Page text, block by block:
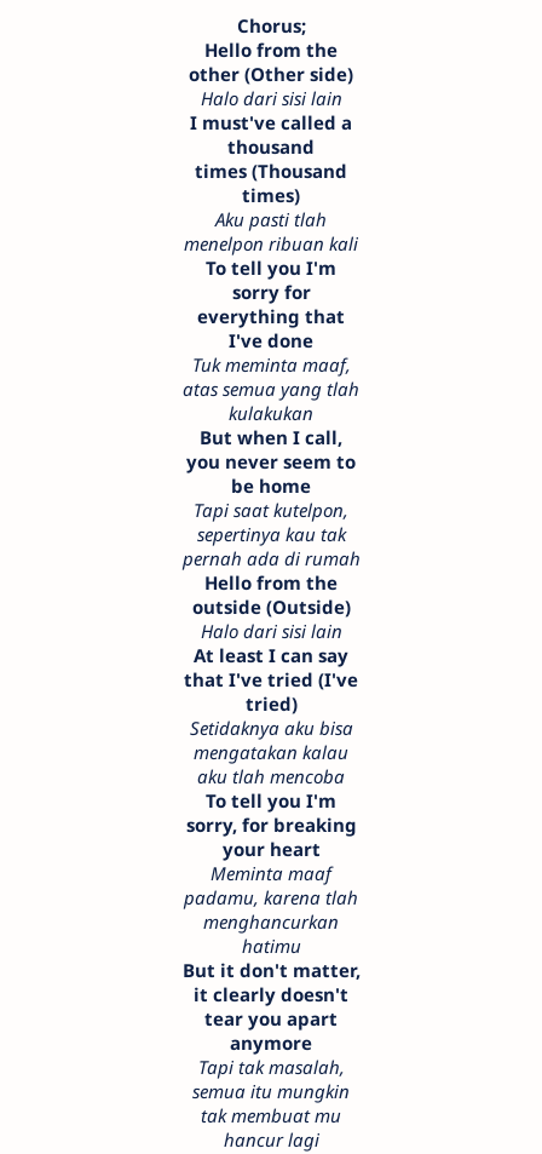
Chorus;
Hello from the
other (Other side)
Halo dari sisi lain
I must've called a
thousand
times (Thousand
times)
Aku pasti tlah
menelpon ribuan kali
To tell you I'm
sorry for
everything that
I've done
Tuk meminta maaf,
atas semua yang tlah
kulakukan
But when I call,
you never seem to
be home
Tapi saat kutelpon,
sepertinya kau tak
pernah ada di rumah
Hello from the
outside (Outside)
Halo dari sisi lain
At least I can say
that I've tried (I've
tried)
Setidaknya aku bisa
mengatakan kalau
aku tlah mencoba
To tell you I'm
sorry, for breaking
your heart
Meminta maaf
padamu, karena tlah
menghancurkan
hatimu
But it don't matter,
it clearly doesn't
tear you apart
anymore
Tapi tak masalah,
semua itu mungkin
tak membuat mu
hancur lagi